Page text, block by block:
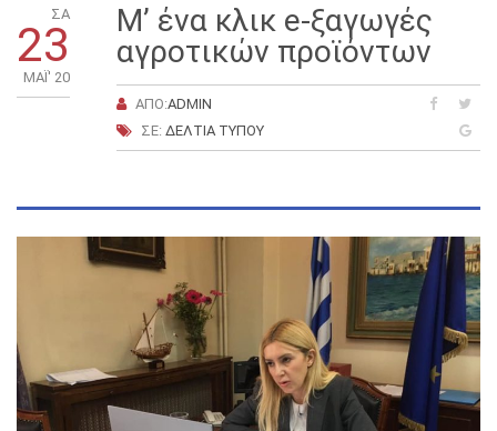
ΣΑ
23
ΜΑΪ́' 20
Μ’ ένα κλικ e-ξαγωγές
αγροτικών προϊόντων
ΑΠΌ:ADMIN
ΣΕ: ΔΕΛΤΊΑ ΤΎΠΟΥ